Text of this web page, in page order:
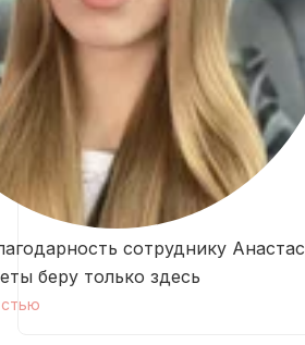
сотруднику
беру только здесь